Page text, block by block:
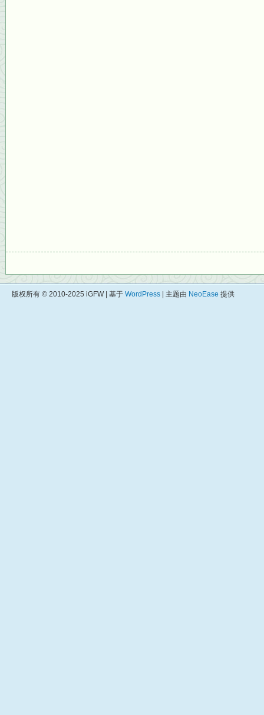
版权所有 © 2010-2025 iGFW | 基于 WordPress | 主题由 NeoEase 提供